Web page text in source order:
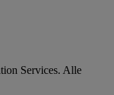
Services. Alle